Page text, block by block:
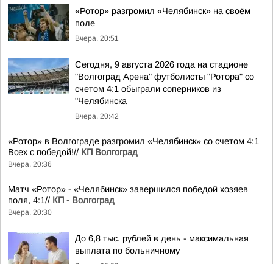
«Ротор» разгромил «Челябинск» на своём
поле
Вчера, 20:51
Сегодня, 9 августа 2026 года на стадионе
"Волгоград Арена" футболисты "Ротора" со
счетом 4:1 обыграли соперников из
"Челябинска
Вчера, 20:42
«Ротор» в Волгограде разгромил «Челябинск» со счетом 4:1
Всех с победой!// КП Волгоград
Вчера, 20:36
Матч «Ротор» - «Челябинск» завершился победой хозяев
поля, 4:1// КП - Волгоград
Вчера, 20:30
До 6,8 тыс. рублей в день - максимальная
выплата по больничному